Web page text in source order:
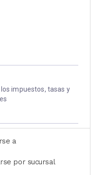
impuestos, tasas y
a
por sucursal